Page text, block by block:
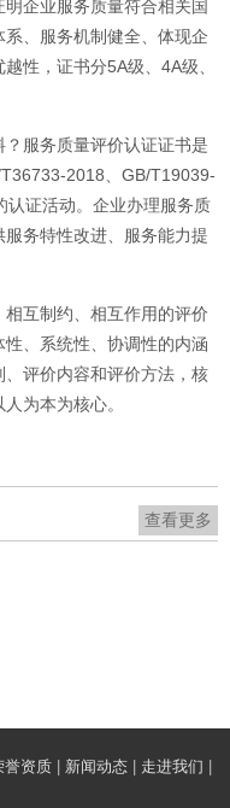
企业服务质量符合相关国
、服务机制健全、体现企
性，证书分5A级、4A级、
服务质量评价认证证书是
2018、GB/T19039-
认证活动。企业办理服务质
务特性改进、服务能力提
互制约、相互作用的评价
、系统性、协调性的内涵
评价内容和评价方法，核
为本为核心。
查看更多
誉资质 新闻动态 走进我们